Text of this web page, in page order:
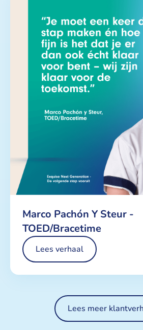
Marco Pachón Y Steur -
TOED/Bracetime
Lees verhaal
Lees meer